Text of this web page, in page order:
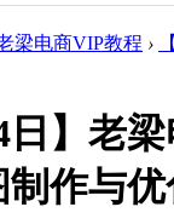
梁电商VIP教程 ›
日】老
制作与